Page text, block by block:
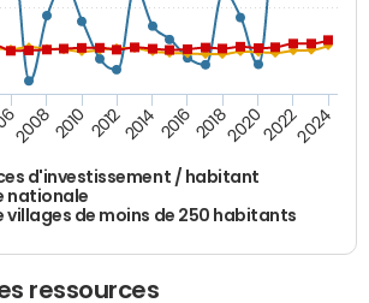
d'investissement / habitant
nationale
villages de moins de 250 habitants
20082010 2012201420162018202020222024
ressources